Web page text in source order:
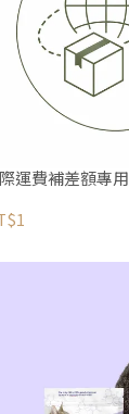
運費補差額專用